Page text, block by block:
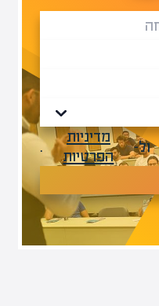
ול-
מדיניות
הפרטיות
.